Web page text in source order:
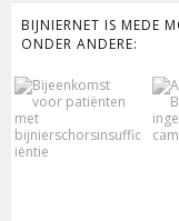
BIJNIERNET IS MEDE
ONDER ANDERE: